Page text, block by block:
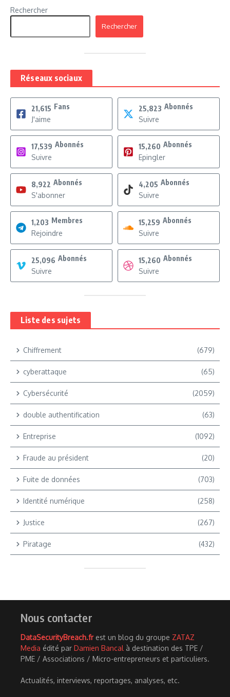
Rechercher
Rechercher
Réseaux sociaux
21,615 Fans
J'aime
25,823 Abonnés
Suivre
17,539 Abonnés
Suivre
15,260 Abonnés
Epingler
8,922 Abonnés
S'abonner
4,205 Abonnés
Suivre
1,203 Membres
Rejoindre
15,259 Abonnés
Suivre
25,096 Abonnés
Suivre
15,260 Abonnés
Suivre
Liste des sujets
Chiffrement (679)
cyberattaque (65)
Cybersécurité (2059)
double authentification (63)
Entreprise (1092)
Fraude au président (20)
Fuite de données (703)
Identité numérique (258)
Justice (267)
Piratage (432)
Nous contacter
DataSecurityBreach.frest un blog du groupe ZATAZ
Media édité par Damien Bancal à destination des TPE /
PME / Associations / Micro-entrepreneurs et particuliers.
Actualités, interviews, reportages, analyses, etc.